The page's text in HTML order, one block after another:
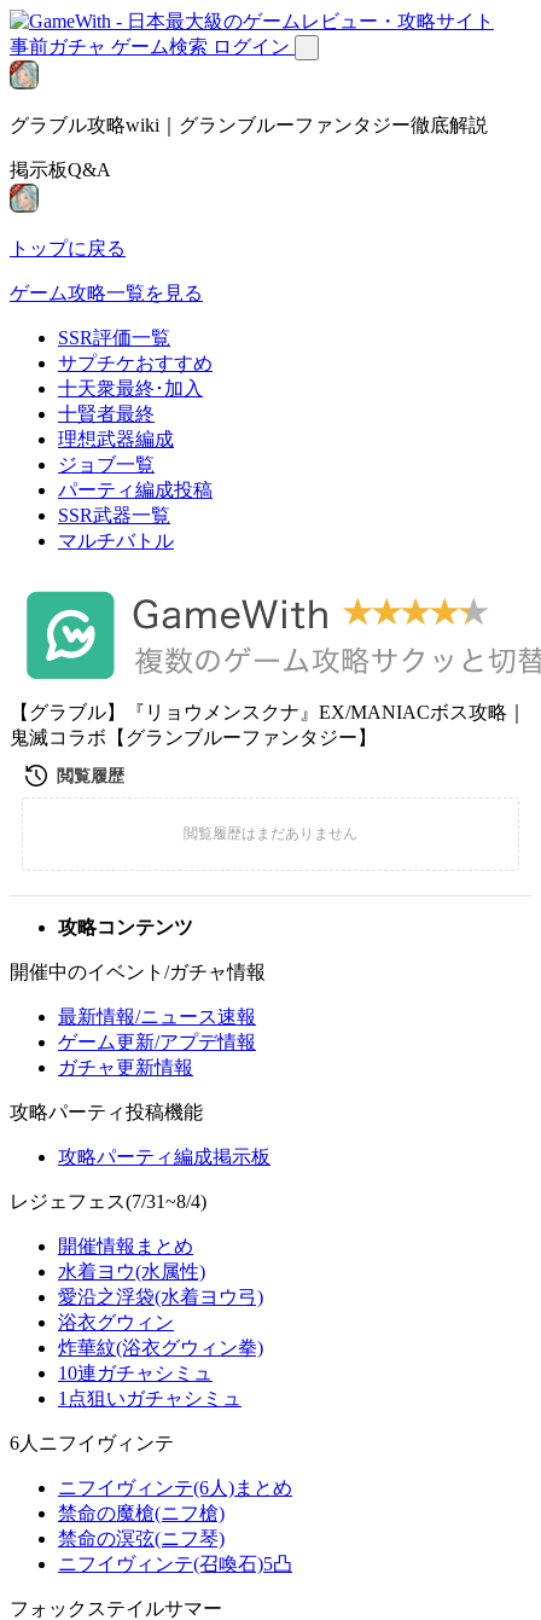
事前ガチャ ゲーム検索 ログイン
グラブル攻略wiki｜グランブルーファンタジー徹底解説
掲示板Q&A
トップに戻る
ゲーム攻略一覧を見る
SSR評価一覧
サプチケおすすめ
十天衆最終･加入
十賢者最終
理想武器編成
ジョブ一覧
パーティ編成投稿
SSR武器一覧
マルチバトル
【グラブル】『リョウメンスクナ』EX/MANIACボス攻略｜
鬼滅コラボ【グランブルーファンタジー】
攻略コンテンツ
開催中のイベント/ガチャ情報
最新情報/ニュース速報
ゲーム更新/アプデ情報
ガチャ更新情報
攻略パーティ投稿機能
攻略パーティ編成掲示板
レジェフェス(7/31~8/4)
開催情報まとめ
水着ヨウ(水属性)
愛沿之浮袋(水着ヨウ弓)
浴衣グウィン
炸華紋(浴衣グウィン拳)
10連ガチャシミュ
1点狙いガチャシミュ
6人ニフイヴィンテ
ニフイヴィンテ(6人)まとめ
禁命の魔槍(ニフ槍)
禁命の溟弦(ニフ琴)
ニフイヴィンテ(召喚石)5凸
フォックステイルサマー